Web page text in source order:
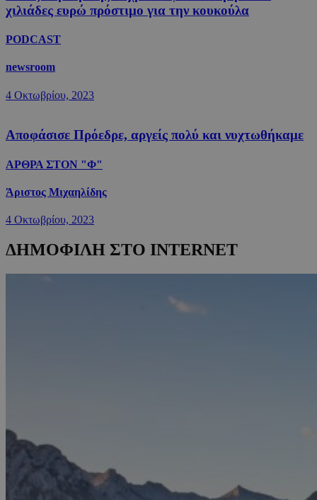
χιλιάδες ευρώ πρόστιμο για την κουκούλα
PODCAST
newsroom
4 Οκτωβρίου, 2023
Αποφάσισε Πρόεδρε, αργείς πολύ και νυχτωθήκαμε
ΑΡΘΡΑ ΣΤΟΝ "Φ"
Άριστος Μιχαηλίδης
4 Οκτωβρίου, 2023
ΔΗΜΟΦΙΛΗ ΣΤΟ INTERNET